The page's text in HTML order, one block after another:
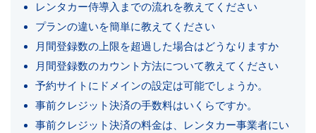
レンタカー侍導入までの流れを教えてください
プランの違いを簡単に教えてください
月間登録数の上限を超過した場合はどうなりますか
月間登録数のカウント方法について教えてください
予約サイトにドメインの設定は可能でしょうか。
事前クレジット決済の手数料はいくらですか。
事前クレジット決済の料金は、レンタカー事業者にい